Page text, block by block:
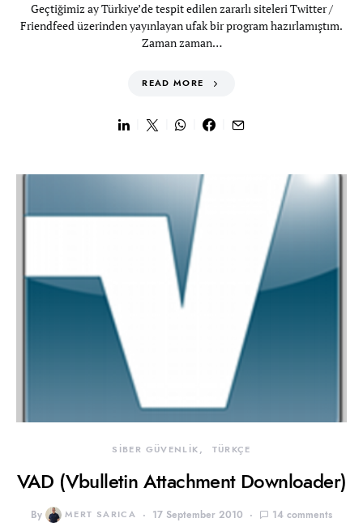
Geçtiğimiz ay Türkiye’de tespit edilen zararlı siteleri Twitter /
Friendfeed üzerinden yayınlayan ufak bir program hazırlamıştım.
Zaman zaman…
READ MORE
SİBER GÜVENLİK TÜRKÇE
VAD (Vbulletin Attachment Downloader)
By MERT SARICA 17 September 2010 14 comments